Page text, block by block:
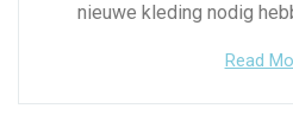
nieuwe kleding nodig
Read